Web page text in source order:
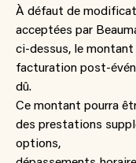
À défaut de
acceptées par
ci-dessus, le
facturation post-
dû.
Ce montant pourra
des prestations
options,